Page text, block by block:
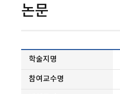
논문
학술지명
참여교수명